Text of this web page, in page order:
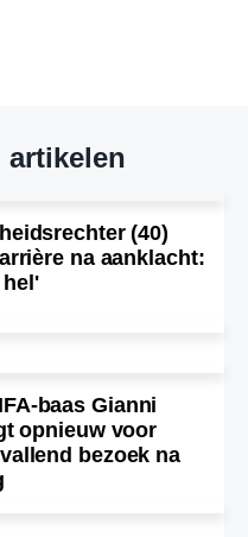
artikelen
(40)
na aanklacht:
hel'
baas Gianni
opnieuw voor
bezoek na